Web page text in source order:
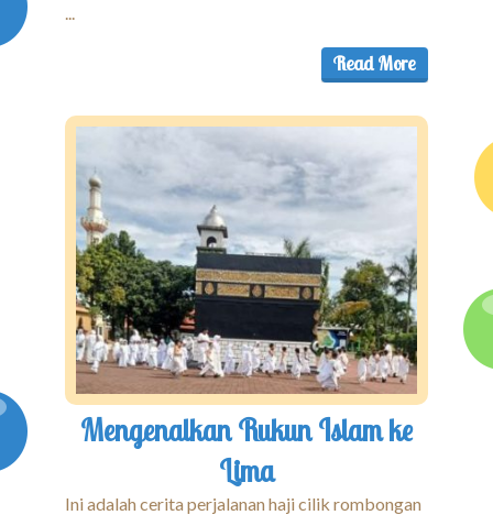
Read More
Mengenalkan Rukun Islam ke
Lima
Ini adalah cerita perjalanan haji cilik rombongan